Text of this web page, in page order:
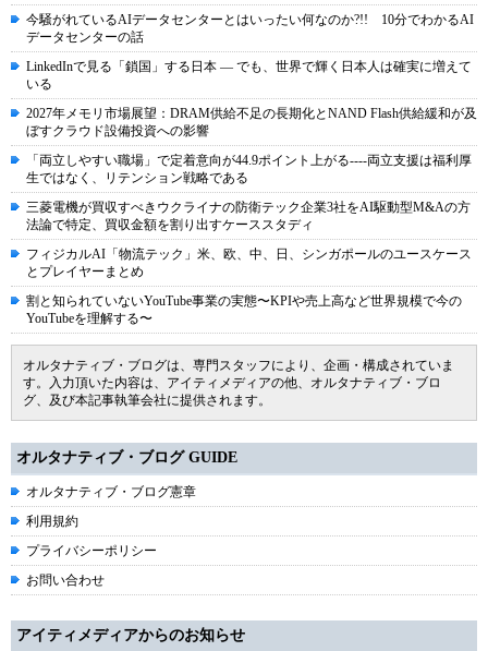
今騒がれているAIデータセンターとはいったい何なのか?!! 10分でわかるAI
データセンターの話
LinkedInで見る「鎖国」する日本 ― でも、世界で輝く日本人は確実に増えて
いる
2027年メモリ市場展望：DRAM供給不足の長期化とNAND Flash供給緩和が及
ぼすクラウド設備投資への影響
「両立しやすい職場」で定着意向が44.9ポイント上がる----両立支援は福利厚
生ではなく、リテンション戦略である
三菱電機が買収すべきウクライナの防衛テック企業3社をAI駆動型M&Aの方
法論で特定、買収金額を割り出すケーススタディ
フィジカルAI「物流テック」米、欧、中、日、シンガポールのユースケース
とプレイヤーまとめ
割と知られていないYouTube事業の実態〜KPIや売上高など世界規模で今の
YouTubeを理解する〜
オルタナティブ・ブログは、専門スタッフにより、企画・構成されていま
す。入力頂いた内容は、アイティメディアの他、オルタナティブ・ブロ
グ、及び本記事執筆会社に提供されます。
オルタナティブ・ブログ GUIDE
オルタナティブ・ブログ憲章
利用規約
プライバシーポリシー
お問い合わせ
アイティメディアからのお知らせ